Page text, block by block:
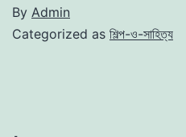
By Admin
Categorized as শিল্প-ও-সাহিত্য